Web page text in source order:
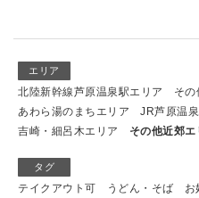
エリア
北陸新幹線芦原温泉駅エリア
その
あわら湯のまちエリア
JR芦原温
吉崎・細呂木エリア
その他近郊エ
タグ
テイクアウト可 うどん・そば
お